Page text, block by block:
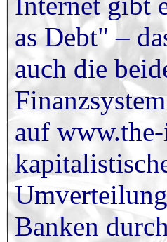
as Debt" –
auch die
auf
Banken